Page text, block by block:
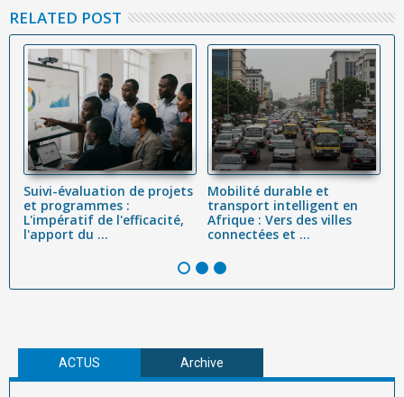
RELATED POST
Suivi-évaluation de projets
et programmes :
L'impératif de l'efficacité,
l'apport du ...
Mobilité durable et
transport intelligent en
Afrique : Vers des villes
connectées et ...
ACTUS Archive